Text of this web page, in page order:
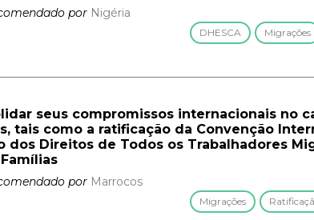
por Nigéria
DHESCA Migrações
seus compromissos internacionais no
tais como a ratificação da Convenção
dos Direitos de Todos os Trabalhadores
por Marrocos
Migrações